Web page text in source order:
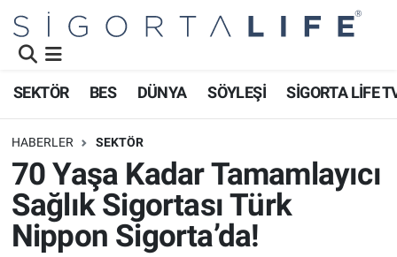
SEKTÖR BES DÜNYA SÖYLEŞİ SİGORTA LİFE
HABERLER SEKTÖR
70 Yaşa Kadar Tamamlayıcı
Sağlık Sigortası Türk
Nippon Sigorta’da!
Trafik Durumu
Süper Lig Puan Durumu ve Fikstür